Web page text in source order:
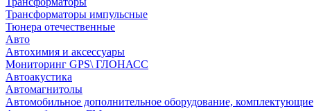
Трансформаторы импульсные
Тюнера отечественные
Авто
Автохимия и аксессуары
Мониторинг GPS\ ГЛОНАСС
Автоакустика
Автомагнитолы
Автомобильное дополнительное оборудование, комплектующие